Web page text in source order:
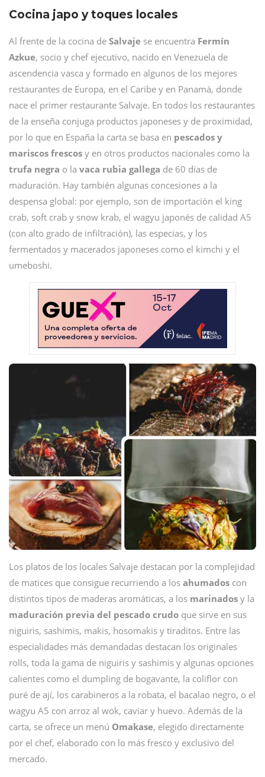
Cocina japo y toques locales
Al frente de la cocina de Salvaje se encuentra Fermín
Azkue, socio y chef ejecutivo, nacido en Venezuela de
ascendencia vasca y formado en algunos de los mejores
restaurantes de Europa, en el Caribe y en Panamá, donde
nace el primer restaurante Salvaje. En todos los restaurantes
de la enseña conjuga productos japoneses y de proximidad,
por lo que en España la carta se basa en pescados y
mariscos frescos y en otros productos nacionales como la
trufa negra o la vaca rubia gallega de 60 días de
maduración. Hay también algunas concesiones a la
despensa global: por ejemplo, son de importación el king
crab, soft crab y snow krab, el wagyu japonés de calidad A5
(con alto grado de infiltración), las especias, y los
fermentados y macerados japoneses como el kimchi y el
umeboshi.
Los platos de los locales Salvaje destacan por la complejidad
de matices que consigue recurriendo a los ahumados con
distintos tipos de maderas aromáticas, a los marinados y la
maduración previa del pescado crudo que sirve en sus
niguiris, sashimis, makis, hosomakis y tiraditos. Entre las
especialidades más demandadas destacan los originales
rolls, toda la gama de niguiris y sashimis y algunas opciones
calientes como el dumpling de bogavante, la coliflor con
puré de ají, los carabineros a la robata, el bacalao negro, o el
wagyu A5 con arroz al wok, caviar y huevo. Además de la
carta, se ofrece un menú Omakase, elegido directamente
por el chef, elaborado con lo más fresco y exclusivo del
mercado.